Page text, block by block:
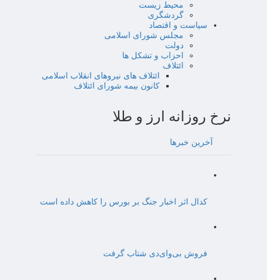
محیط زیست
گردشگری
سیاست و اقتصاد
مجلس شورای اسلامی
دولت
احزاب و تشکل ها
ائتلاف
ائتلاف های نیروهای انقلاب اسلامی
کانون بیمه شورای ائتلاف
نرخ روزانه ارز و طلا
آخرین خبرها
کدال اثر اخبار جنگ بر بورس را کاهش داده است
فروش بی‌وای‌دی شتاب گرفت